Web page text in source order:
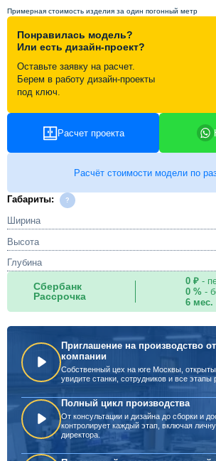
Портфолио
Видеоотзывы
Статьи
Контакты
Примерная стоимость изделия за один погонный метр
Понравилась модель?
Или есть дизайн-проект?
Оставьте заявку на расчет.
Берем в работу дизайн-проекты
под ключ.
Расчет проекта
Расчёт стоимости модели по
Габариты:
Ширина
Высота
Глубина
Сбербанк
Рассрочка
0 ₽-
0 %-
6 мес.
Приглашение на производство
компании
Собственный цех на юге Москвы,
увидите станки, сотрудников и все этапы
Полный цикл производства
От консультации и дизайна до сборки и
контролирует каждый этап, включая
директора.